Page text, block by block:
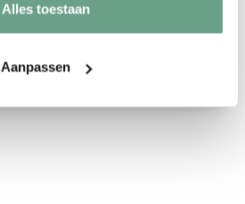
Alles toestaan
Aanpassen